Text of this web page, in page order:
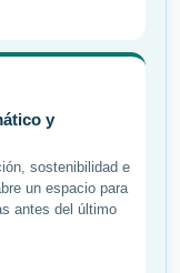
y
sostenibilidad e
un espacio para
antes del último